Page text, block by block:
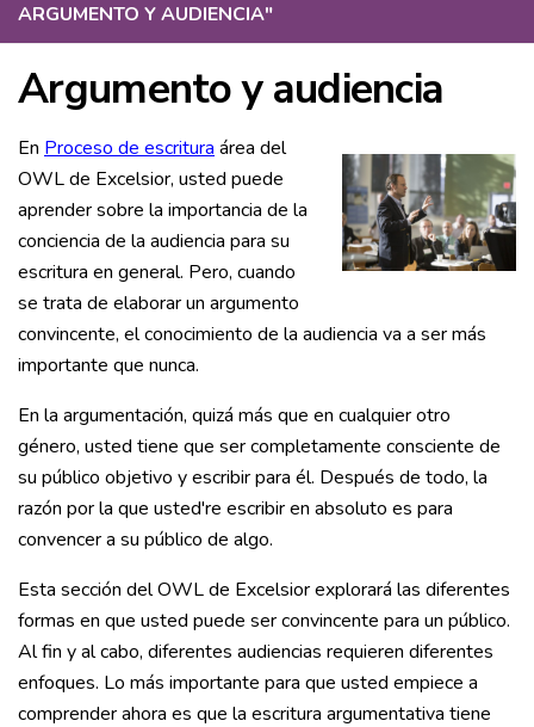
ARGUMENTO Y AUDIENCIA"
Argumento y audiencia
En Proceso de escritura área del
OWL de Excelsior, usted puede
aprender sobre la importancia de la
conciencia de la audiencia para su
escritura en general. Pero, cuando
se trata de elaborar un argumento
convincente, el conocimiento de la audiencia va a ser más
importante que nunca.
En la argumentación, quizá más que en cualquier otro
género, usted tiene que ser completamente consciente de
su público objetivo y escribir para él. Después de todo, la
razón por la que usted're escribir en absoluto es para
convencer a su público de algo.
Esta sección del OWL de Excelsior explorará las diferentes
formas en que usted puede ser convincente para un público.
Al fin y al cabo, diferentes audiencias requieren diferentes
enfoques. Lo más importante para que usted empiece a
comprender ahora es que la escritura argumentativa tiene